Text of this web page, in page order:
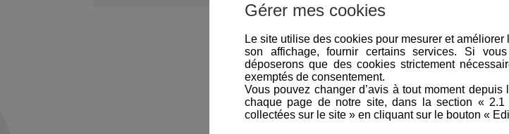
Gérer mes cookies
Le site utilise des cookies pour mesurer et
son affichage, fournir certains services. Si
déposerons que des cookies strictement
exemptés de consentement.
Vous pouvez changer d’avis à tout moment
chaque page de notre site, dans la section «
collectées sur le site » en cliquant sur le bouton «